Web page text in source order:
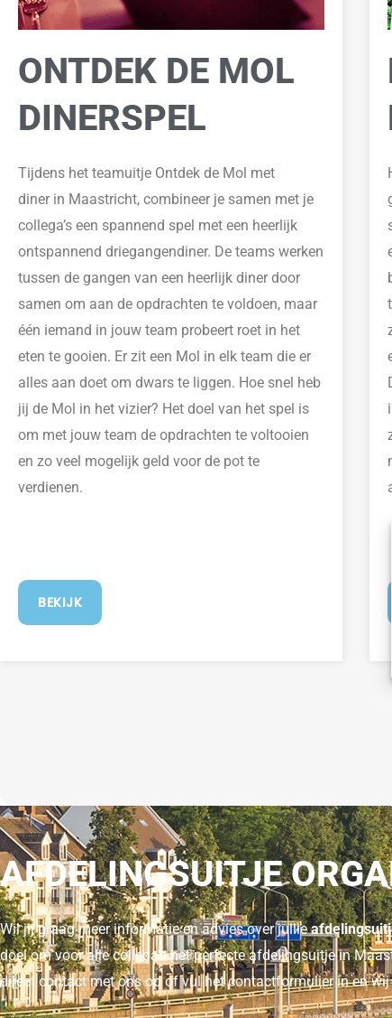
ONTDEK DE MOL
DINERSPEL
Tijdens het teamuitje Ontdek de Mol met
diner in Maastricht, combineer je samen met je
collega’s een spannend spel met een heerlijk
ontspannend driegangendiner. De teams werken
tussen de gangen van een heerlijk diner door
samen om aan de opdrachten te voldoen, maar
één iemand in jouw team probeert roet in het
eten te gooien. Er zit een Mol in elk team die er
alles aan doet om dwars te liggen. Hoe snel heb
jij de Mol in het vizier? Het doel van het spel is
om met jouw team de opdrachten te voltooien
en zo veel mogelijk geld voor de pot te
verdienen.
BEKIJK
AFDELINGSUITJE
Wil jij graag meer informatie en advies over jullie
doel om voor alle collega’s het perfecte afdelingsuitje in
direct contact met ons op of vul het contactformulier in en